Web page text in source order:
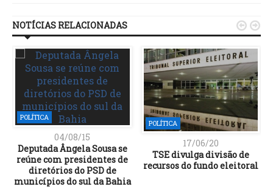
NOTÍCIAS RELACIONADAS
POLÍTICA
04/08/15
Deputada Ângela Sousa se
reúne com presidentes de
diretórios do PSD de
municípios do sul da Bahia
POLÍTICA
17/06/20
TSE divulga divisão de
recursos do fundo eleitoral
 